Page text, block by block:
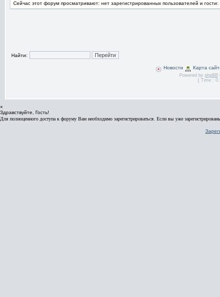
Сейчас этот форум просматривают: нет зарегистрированных пользователей и гости:
Найти:
Новости Карта
Powered by phpBB
[ Time :
×
Здравствуйте, Гость!
Для полноценного доступа к форуму Вам необходимо зарегистрироваться. Если вы уже